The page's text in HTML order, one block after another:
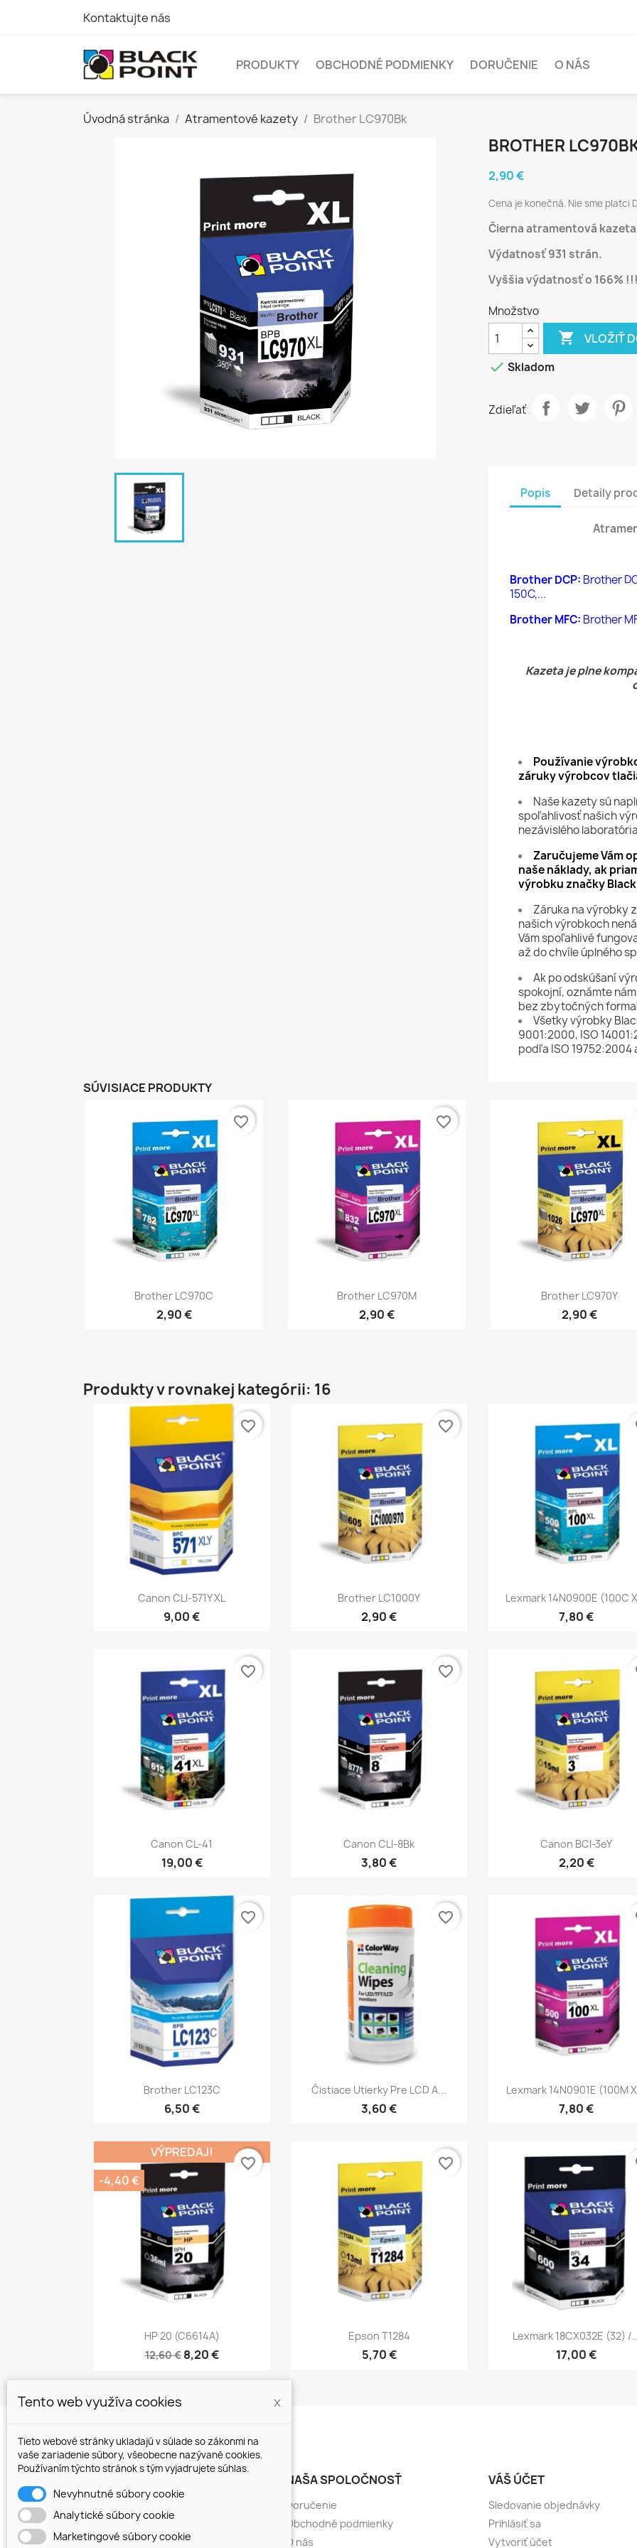
Kontaktujte nás
PRODUKTY OBCHODNÉ PODMIENKY DORUČENIE O NÁS
Úvodná stránka Atramentové kazety Brother LC970Bk
BROTHER
2,90 €
Cena je konečná. Nie sme platci
Čierna atramentová
Výdatnosť 931 strán.
Vyššia výdatnosť o 166% !!!
Množstvo
 VLOŽIŤ
 Skladom
Zdieľať
Popis Detaily
Brother DCP: Brother
150C,...
Brother MFC: Brother
Kazeta je plne
Používanie
záruky výrobcov
Naše kazety sú
spoľahlivosť našich
nezávislého
Zaručujeme Vám
naše náklady, ak
výrobku značky
Záruka na výrobky
našich výrobkoch
Vám spoľahlivé
až do chvíle úplného
Ak po odskúšaní
spokojní, oznámte
bez zbytočných
Všetky výrobky
9001:2000, ISO
podľa ISO 19752:2004
SÚVISIACE PRODUKTY
Rýchly náhľad
Brother LC970C
2,90 €
favorite_border
Rýchly náhľad
Brother LC970M
2,90 €
favorite_border
Rýchly náhľad
Brother LC970Y
2,90 €
Produkty v rovnakej kategórii: 16
Rýchly náhľad
Canon CLI-571Y XL
9,00 €
favorite_border
Rýchly náhľad
Brother LC1000Y
2,90 €
favorite_border
Rýchly náhľad
Lexmark 14N0900E (100C
7,80 €
Rýchly náhľad
Canon CL-41
19,00 €
favorite_border
Rýchly náhľad
Canon CLI-8Bk
3,80 €
favorite_border
Rýchly náhľad
Canon BCI-3eY
2,20 €
Rýchly náhľad
Brother LC123C
6,50 €
favorite_border
Rýchly náhľad
Čistiace Utierky Pre LCD A...
3,60 €
favorite_border
Rýchly náhľad
Lexmark 14N0901E (100M
7,80 €
Rýchly náhľad
HP 20 (C6614A)
12,60 € 8,20 €
VÝPREDAJ!
-4,40 €
favorite_border
Rýchly náhľad
Epson T1284
5,70 €
favorite_border
Rýchly náhľad
Lexmark 18CX032E (32) /
17,00 €
Atramenty
CISS
NAŠA SPOLOČNOSŤ
Doručenie
Obchodné podmienky
O nás
VÁŠ ÚČET
Sledovanie objednávky
Prihlásiť sa
Vytvoriť účet
Tento web využíva cookies x
Tieto webové stránky ukladajú v súlade so zákonmi na
vaše zariadenie súbory, všeobecne nazývané cookies.
Používaním týchto stránok s tým vyjadrujete súhlas.
Nevyhnutné súbory cookie
Analytické súbory cookie
Marketingové súbory cookie